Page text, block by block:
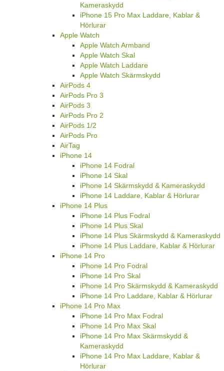
Kameraskydd
iPhone 15 Pro Max Laddare, Kablar &
Hörlurar
Apple Watch
Apple Watch Armband
Apple Watch Skal
Apple Watch Laddare
Apple Watch Skärmskydd
AirPods 4
AirPods Pro 3
AirPods 3
AirPods Pro 2
AirPods 1/2
AirPods Pro
AirTag
iPhone 14
iPhone 14 Fodral
iPhone 14 Skal
iPhone 14 Skärmskydd & Kameraskydd
iPhone 14 Laddare, Kablar & Hörlurar
iPhone 14 Plus
iPhone 14 Plus Fodral
iPhone 14 Plus Skal
iPhone 14 Plus Skärmskydd & Kameraskydd
iPhone 14 Plus Laddare, Kablar & Hörlurar
iPhone 14 Pro
iPhone 14 Pro Fodral
iPhone 14 Pro Skal
iPhone 14 Pro Skärmskydd & Kameraskydd
iPhone 14 Pro Laddare, Kablar & Hörlurar
iPhone 14 Pro Max
iPhone 14 Pro Max Fodral
iPhone 14 Pro Max Skal
iPhone 14 Pro Max Skärmskydd &
Kameraskydd
iPhone 14 Pro Max Laddare, Kablar &
Hörlurar